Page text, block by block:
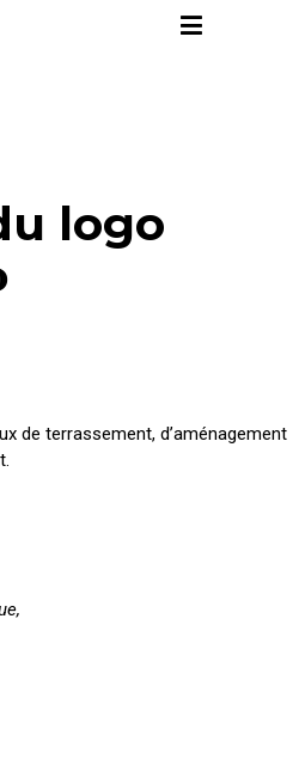
logo
de terrassement, d’aménagement